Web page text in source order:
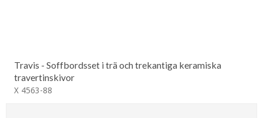
Travis - Soffbordsset i trä och trekantiga keramiska
travertinskivor
X 4563-88